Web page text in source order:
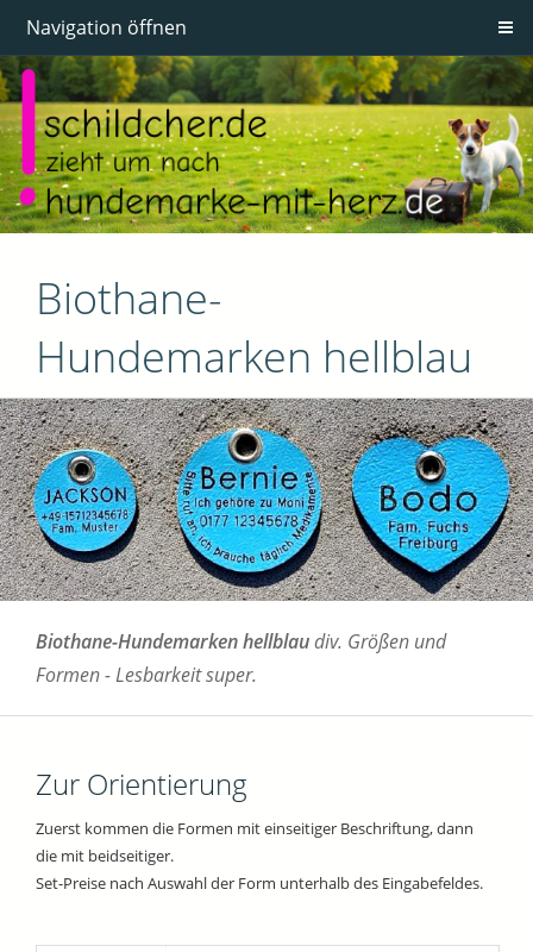
Navigation öffnen
Biothane-
Hundemarken hellblau
Biothane-Hundemarken hellblaudiv. Größen und
Formen - Lesbarkeit super.
Zur Orientierung
Zuerst kommen die Formen mit einseitiger Beschriftung, dann
die mit beidseitiger.
Set-Preise nach Auswahl der Form unterhalb des Eingabefeldes.